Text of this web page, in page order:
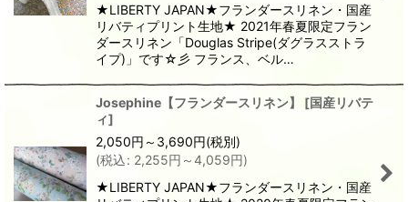
★LIBERTY JAPAN★フランダースリネン・国産
リバティプリント生地★ 2021年春夏限定フラン
ダースリネン「Douglas Stripe(ダグラスストラ
イプ)」です☆彡 フランス、ベル…
Josephine【フランダースリネン】 [国産リバテ
ィ]
2,050円 ～3,690円(税別)
(税込: 2,255円 ～4,059円)
★LIBERTY JAPAN★フランダースリネン・国産